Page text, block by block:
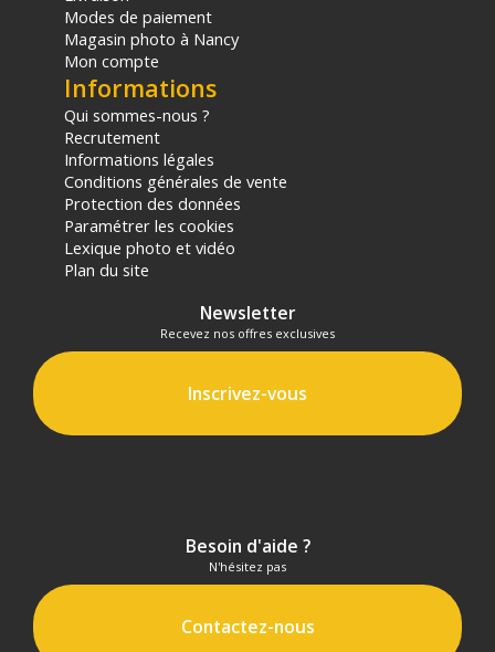
Modes de paiement
Magasin photo à Nancy
Mon compte
Informations
Qui sommes-nous ?
Recrutement
Informations légales
Conditions générales de vente
Protection des données
Paramétrer les cookies
Lexique photo et vidéo
Plan du site
Newsletter
Recevez nos offres exclusives
Inscrivez-vous
Besoin d'aide ?
N'hésitez pas
Contactez-nous